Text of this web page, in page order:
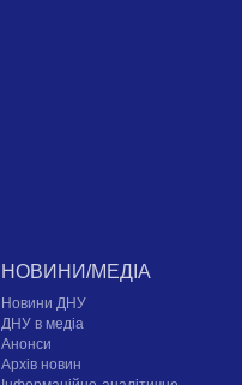
НОВИНИ/МЕДІА
Новини ДНУ
ДНУ в медіа
Анонси
Архів новин